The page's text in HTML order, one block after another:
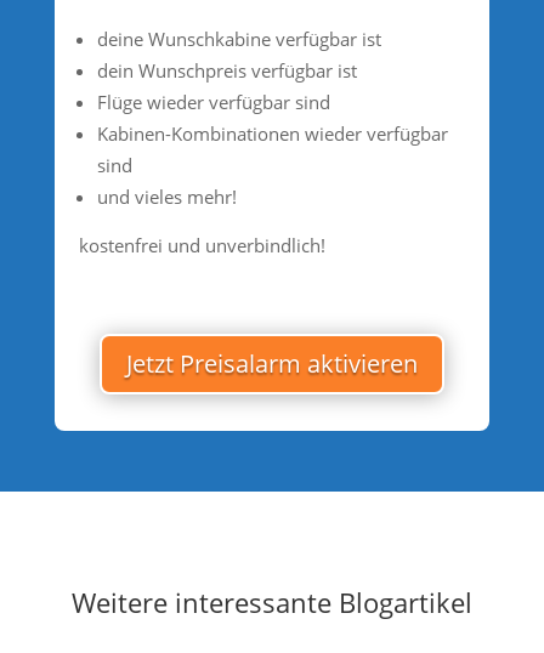
deine Wunschkabine verfügbar ist
dein Wunschpreis verfügbar ist
Flüge wieder verfügbar sind
Kabinen-Kombinationen wieder verfügbar
sind
und vieles mehr!
kostenfrei und unverbindlich!
Jetzt Preisalarm aktivieren
Weitere interessante Blogartikel